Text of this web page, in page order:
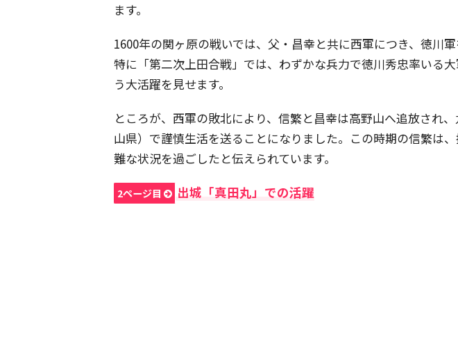
ます。
1600年の関ヶ原の戦いでは、父・昌幸と共に西軍につき、徳川軍
特に「第二次上田合戦」では、わずかな兵力で徳川秀忠率いる
う大活躍を見せます。
ところが、西軍の敗北により、信繁と昌幸は高野山へ追放され
山県）で謹慎生活を送ることになりました。この時期の信繁は
難な状況を過ごしたと伝えられています。
2ページ目 出城「真田丸」での活躍